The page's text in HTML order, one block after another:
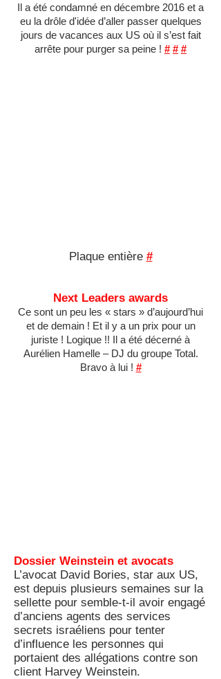
Il a été condamné en décembre 2016 et a
eu la drôle d'idée d’aller passer quelques
jours de vacances aux US où il s’est fait
arrête pour purger sa peine ! # # #
Plaque entière #
Next Leaders awards
Ce sont un peu les « stars » d’aujourd’hui
et de demain ! Et il y a un prix pour un
juriste ! Logique !! Il a été décerné à
Aurélien Hamelle – DJ du groupe Total.
Bravo à lui ! #
Dossier Weinstein et avocats
L’avocat David Bories, star aux US,
est depuis plusieurs semaines sur la
sellette pour semble-t-il avoir engagé
d’anciens agents des services
secrets israéliens pour tenter
d’influence les personnes qui
portaient des allégations contre son
client Harvey Weinstein.